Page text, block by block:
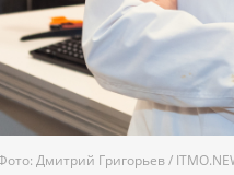
Дмитрий Григорьев /